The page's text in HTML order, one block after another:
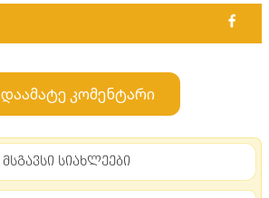
დაამატე კომენტარი
მსგავსი სიახლეები